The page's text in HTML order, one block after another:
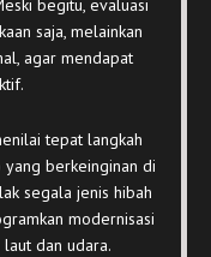
begitu, evaluasi
saja, melainkan
agar mendapat
tepat langkah
yang berkeinginan di
segala jenis hibah
modernisasi
dan udara.